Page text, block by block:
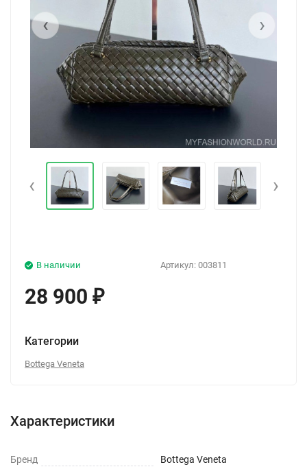
‹ ›
‹ ›
Артикул: 003811
В наличии
28 900 ₽
Категории
Bottega Veneta
Характеристики
Бренд Bottega Veneta